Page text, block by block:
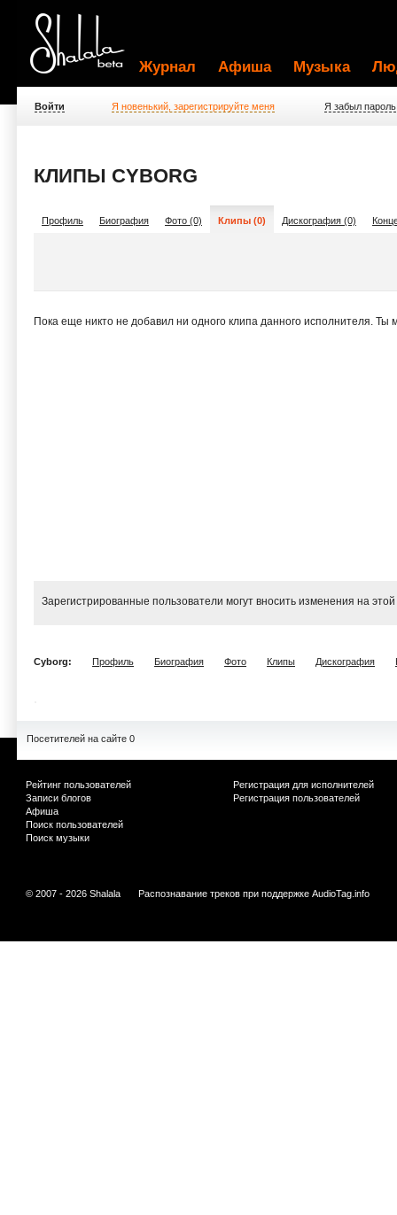
Журнал Афиша Музыка
Войти Я новенький, зарегистрируйте меня Я забыл пароль
КЛИПЫ CYBORG
Профиль Биография Фото (0) Клипы (0) Дискография (0)
Пока еще никто не добавил ни одного клипа данного исполнителя.
Зарегистрированные пользователи могут вносить изменения на
Cyborg: Профиль Биография Фото Клипы Дискография
Посетителей на сайте 0
Рейтинг пользователей
Записи блогов
Афиша
Поиск пользователей
Поиск музыки
Регистрация для исполнителей
Регистрация пользователей
© 2007 - 2026 Shalala Распознавание треков при поддержке AudioTag.info